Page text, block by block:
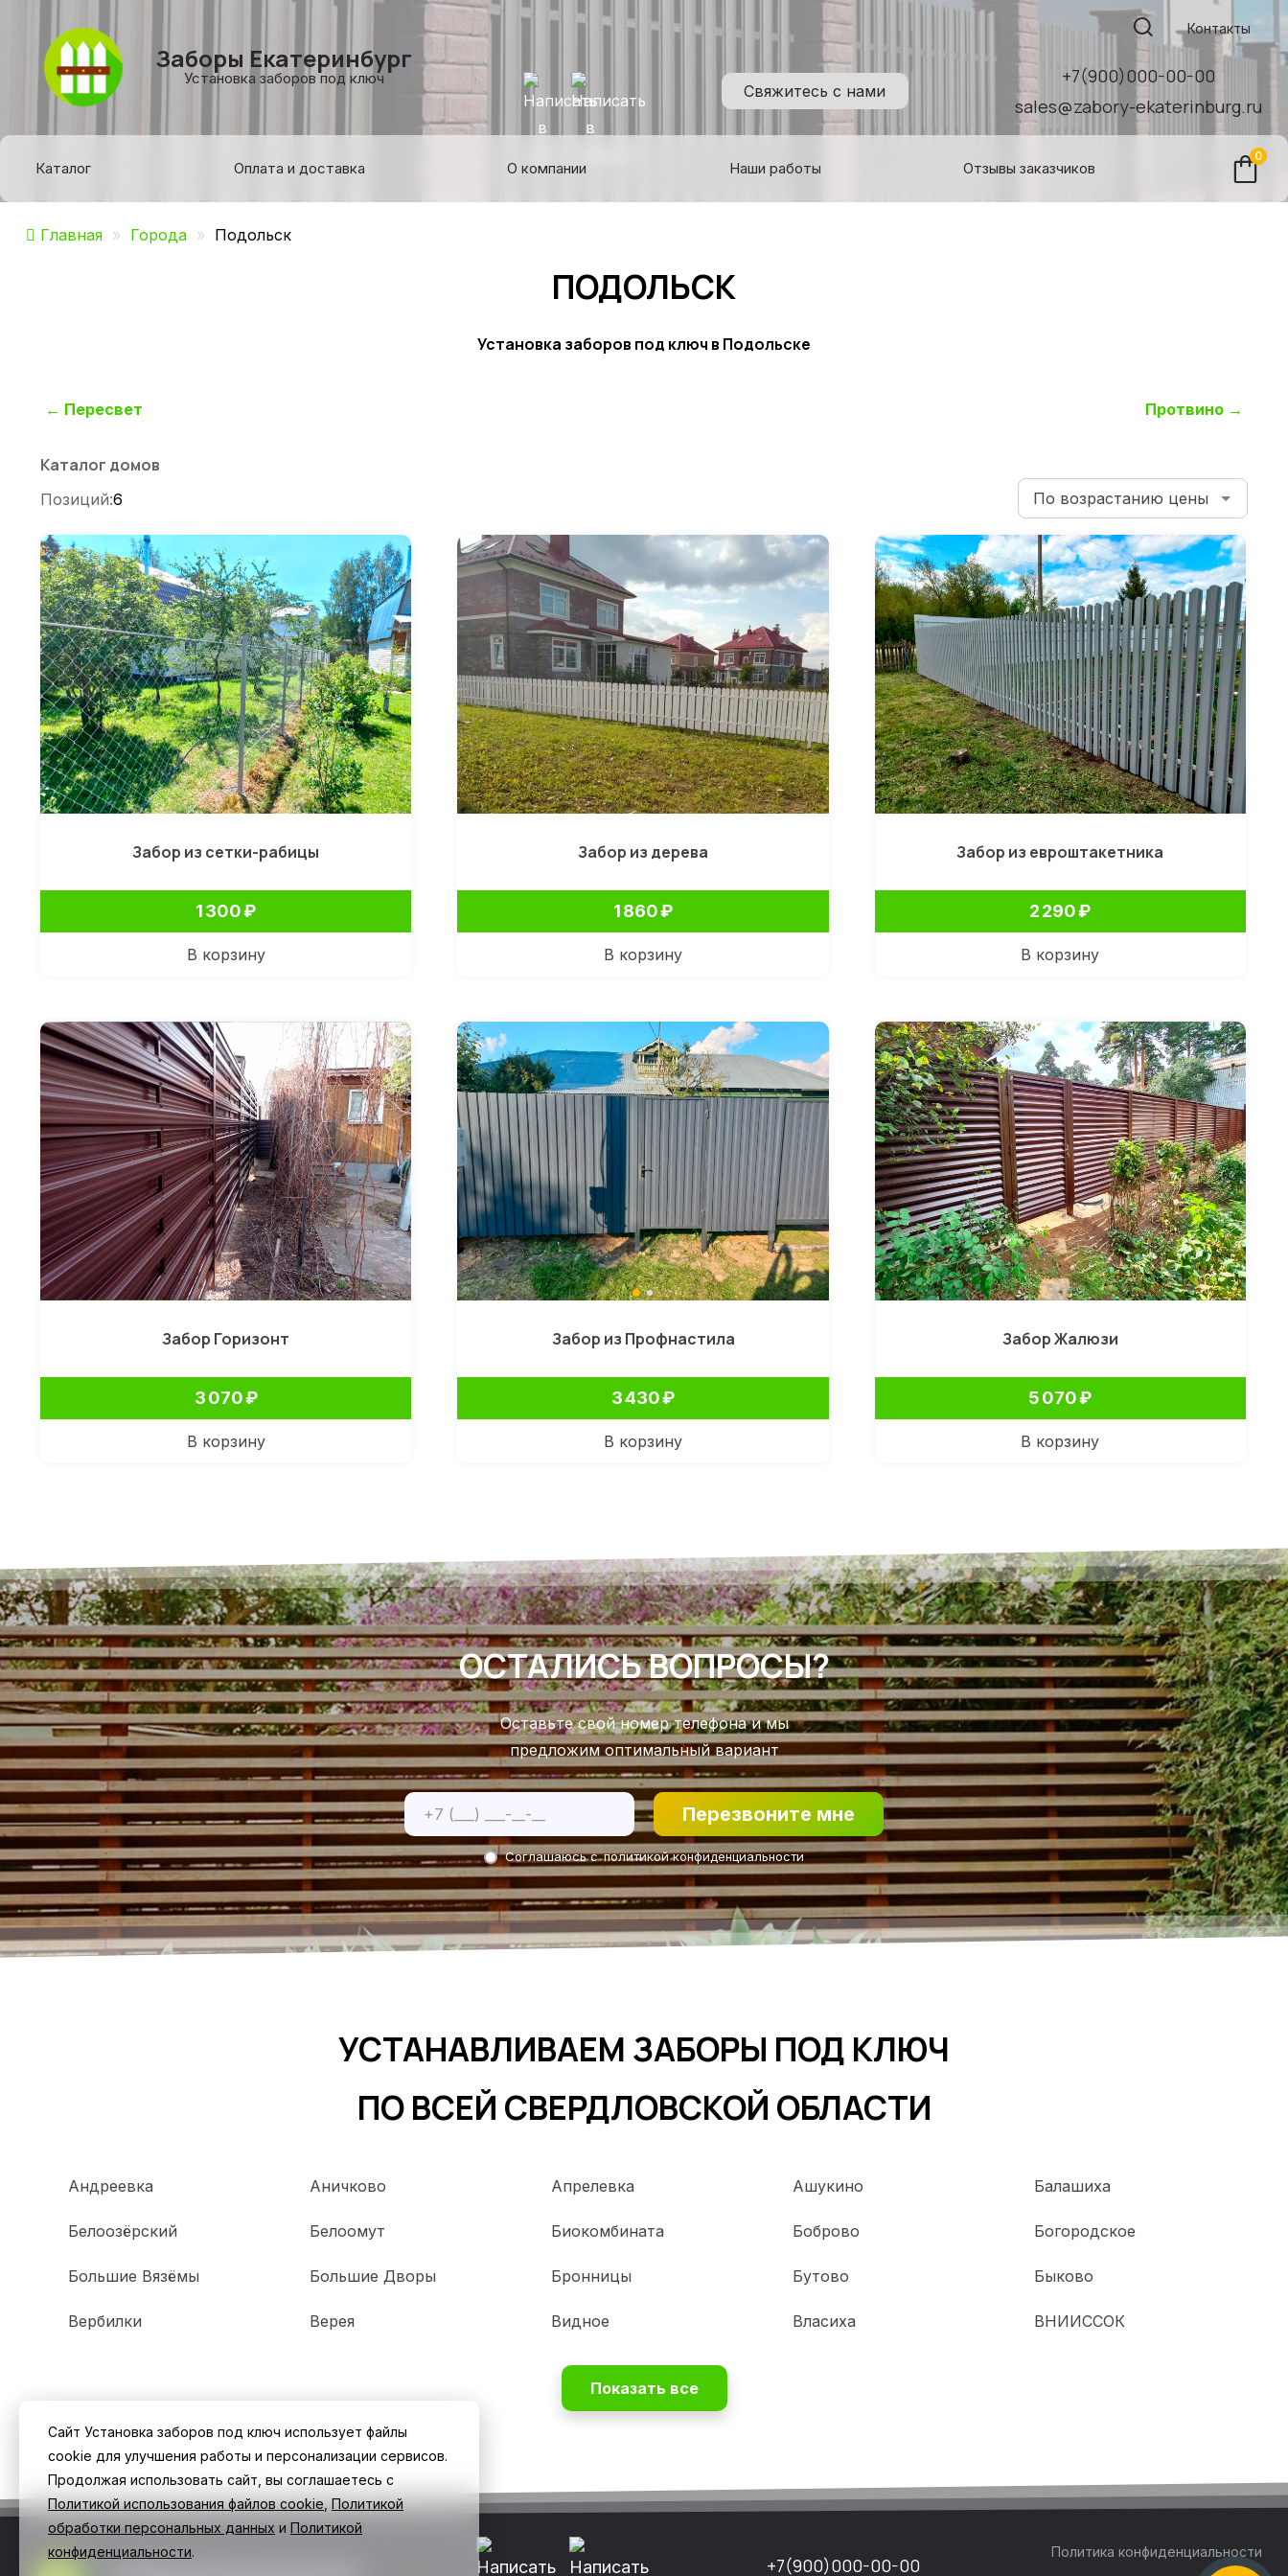
Поиск:
Контакты
Заборы Екатеринбург
Установка заборов под ключ
Свяжитесь с нами
+7(900)000-00-00
sales@zabory-ekaterinburg.ru
Каталог Оплата и доставка О компании Наши работы Отзывы заказчиков
0
Главная » Города » Подольск
ПОДОЛЬСК
Установка заборов под ключ в Подольске
Навигация
записям
← Пересвет Протвино →
Каталог домов
Позиций:6
Забор из сетки-рабицы
1 300₽
В корзину
Забор из дерева
1 860₽
В корзину
Забор из евроштакетника
2 290₽
В корзину
Забор Горизонт
3 070₽
В корзину
Забор из Профнастила
3 430₽
В корзину
Забор Жалюзи
5 070₽
В корзину
ОСТАЛИСЬ ВОПРОСЫ?
Оставьте свой номер телефона и мы
предложим оптимальный вариант
Перезвоните мне
Соглашаюсь сполитикой конфиденциальности
УСТАНАВЛИВАЕМ ЗАБОРЫ ПОД КЛЮЧ
ПО ВСЕЙ СВЕРДЛОВСКОЙ ОБЛАСТИ
Андреевка Аничково Апрелевка Ашукино Балашиха
Белоозёрский Белоомут Биокомбината Боброво Богородское
Большие Вязёмы Большие Дворы Бронницы Бутово Быково
Вербилки Верея Видное Власиха ВНИИССОК
Показать все
+7(900)000-00-00
Политика конфиденциальности
Сайт Установка заборов под ключ использует файлы
cookie для улучшения работы и персонализации сервисов.
Продолжая использовать сайт, вы соглашаетесь с
Политикой использования файлов cookie,Политикой
обработки персональных данных и Политикой
конфиденциальности.